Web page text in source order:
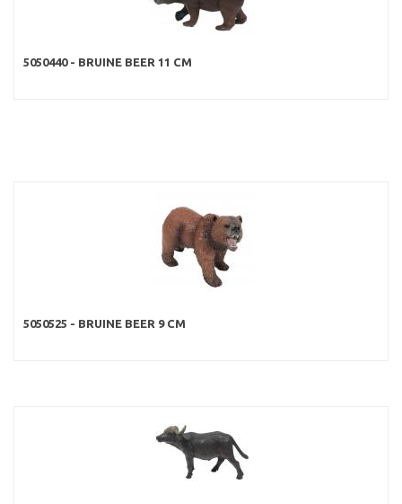
5050440 - BRUINE BEER 11 CM
5050525 - BRUINE BEER 9 CM